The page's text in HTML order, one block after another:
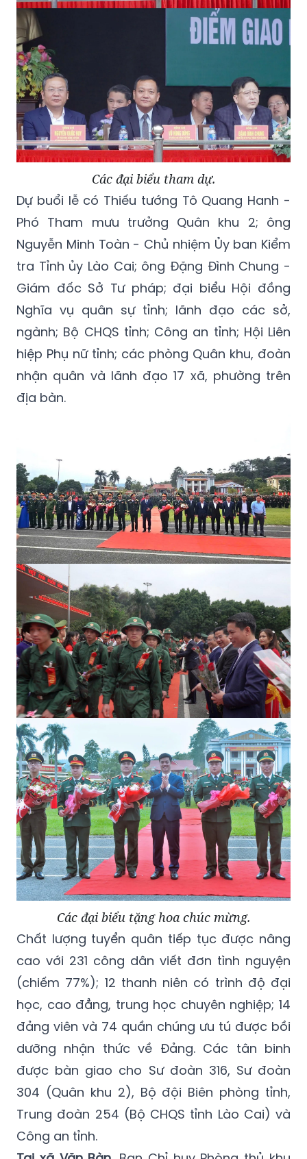
Các đại biểu tham dự.
Dự buổi lễ có Thiếu tướng Tô Quang Hanh -
Phó Tham mưu trưởng Quân khu 2; ông
Nguyễn Minh Toàn - Chủ nhiệm Ủy ban Kiểm
tra Tỉnh ủy Lào Cai; ông Đặng Đình Chung -
Giám đốc Sở Tư pháp; đại biểu Hội đồng
Nghĩa vụ quân sự tỉnh; lãnh đạo các sở,
ngành; Bộ CHQS tỉnh; Công an tỉnh; Hội Liên
hiệp Phụ nữ tỉnh; các phòng Quân khu, đoàn
nhận quân và lãnh đạo 17 xã, phường trên
địa bàn.
Các đại biểu tặng hoa chúc mừng.
Chất lượng tuyển quân tiếp tục được nâng
cao với 231 công dân viết đơn tình nguyện
(chiếm 77%); 12 thanh niên có trình độ đại
học, cao đẳng, trung học chuyên nghiệp; 14
đảng viên và 74 quần chúng ưu tú được bồi
dưỡng nhận thức về Đảng. Các tân binh
được bàn giao cho Sư đoàn 316, Sư đoàn
304 (Quân khu 2), Bộ đội Biên phòng tỉnh,
Trung đoàn 254 (Bộ CHQS tỉnh Lào Cai) và
Công an tỉnh.